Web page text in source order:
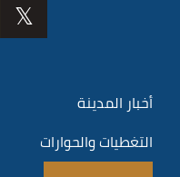
أخبار المدينة
التغطيات والحوارات